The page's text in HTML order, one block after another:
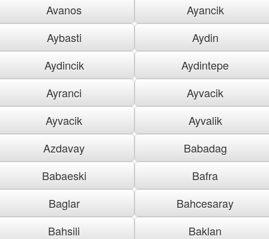
Avanos
Ayancik
Aybasti
Aydin
Aydincik
Aydintepe
Ayranci
Ayvacik
Ayvacik
Ayvalik
Azdavay
Babadag
Babaeski
Bafra
Baglar
Bahcesaray
Bahsili
Baklan